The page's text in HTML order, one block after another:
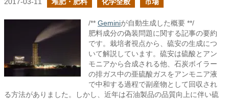
/** Geminiが自動生成した概要 **/
肥料成分の偽装問題に関する記事の要約
です。栽培者視点から、硫安の生成につ
いて解説しています。硫安は硫酸とアン
モニアから合成される他、石炭ボイラー
の排ガス中の亜硫酸ガスをアンモニア液
で中和する過程で副産物として回収され
る方法がありました。しかし、近年は石油製品の品質向上に伴い硫